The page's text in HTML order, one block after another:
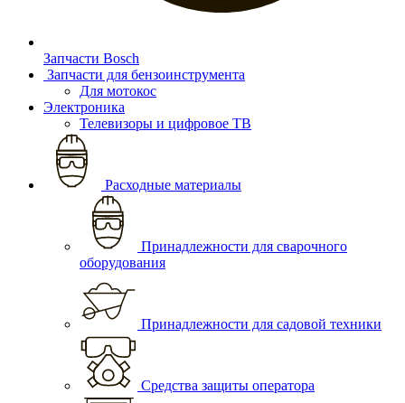
Запчасти Bosch
Запчасти для бензоинструмента
Для мотокос
Электроника
Телевизоры и цифровое ТВ
Расходные материалы
Принадлежности для сварочного
оборудования
Принадлежности для садовой техники
Средства защиты оператора